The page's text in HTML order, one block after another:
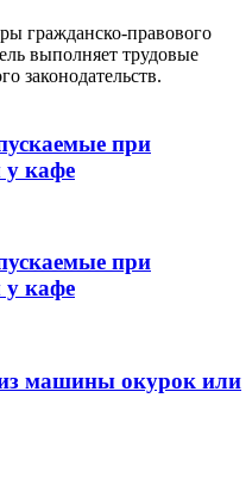
гражданско-правового
выполняет трудовые
законодательств.
при
у кафе
при
у кафе
машины окурок или